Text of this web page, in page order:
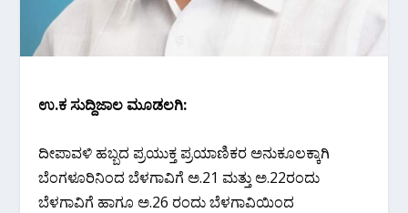
ಉ.ಕ ಸುದ್ದಿಜಾಲ ಮೂಡಲಗಿ‌:
ದೀಪಾವಳಿ ಹಬ್ಬದ ಪ್ರಯುಕ್ತ ಪ್ರಯಾಣಿಕರ ಅನುಕೂಲಕ್ಕಾಗಿ
ಬೆಂಗಳೂರಿನಿಂದ ಬೆಳಗಾವಿಗೆ ಅ.21 ಮತ್ತು ಅ.22ರಂದು
ಬೆಳಗಾವಿಗೆ ಹಾಗೂ ಅ.26 ರಂದು ಬೆಳಗಾವಿಯಿಂದ